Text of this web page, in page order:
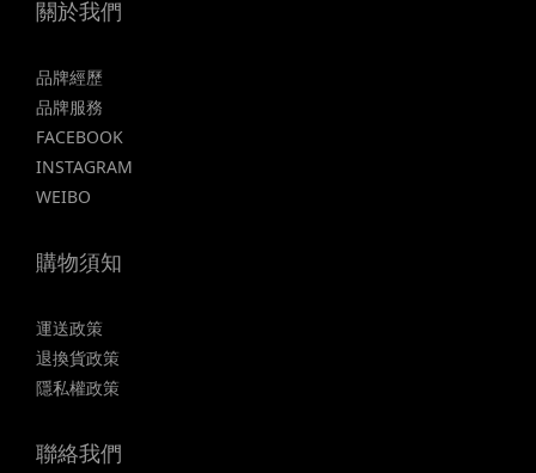
關於我們
品牌經歷
品牌服務
FACEBOOK
INSTAGRAM
WEIBO
購物須知
運送政策
退換貨政策
隱私權政策
聯絡我們